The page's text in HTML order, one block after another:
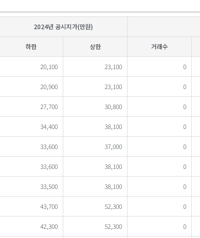
2024년 공시지가(만원)
하한 상한 거래수
20,100 23,100 0
20,900 23,100 0
27,700 30,800 0
34,400 38,100 0
33,600 37,000 0
33,600 38,100 0
33,500 38,100 0
43,700 52,300 0
42,300 52,300 0